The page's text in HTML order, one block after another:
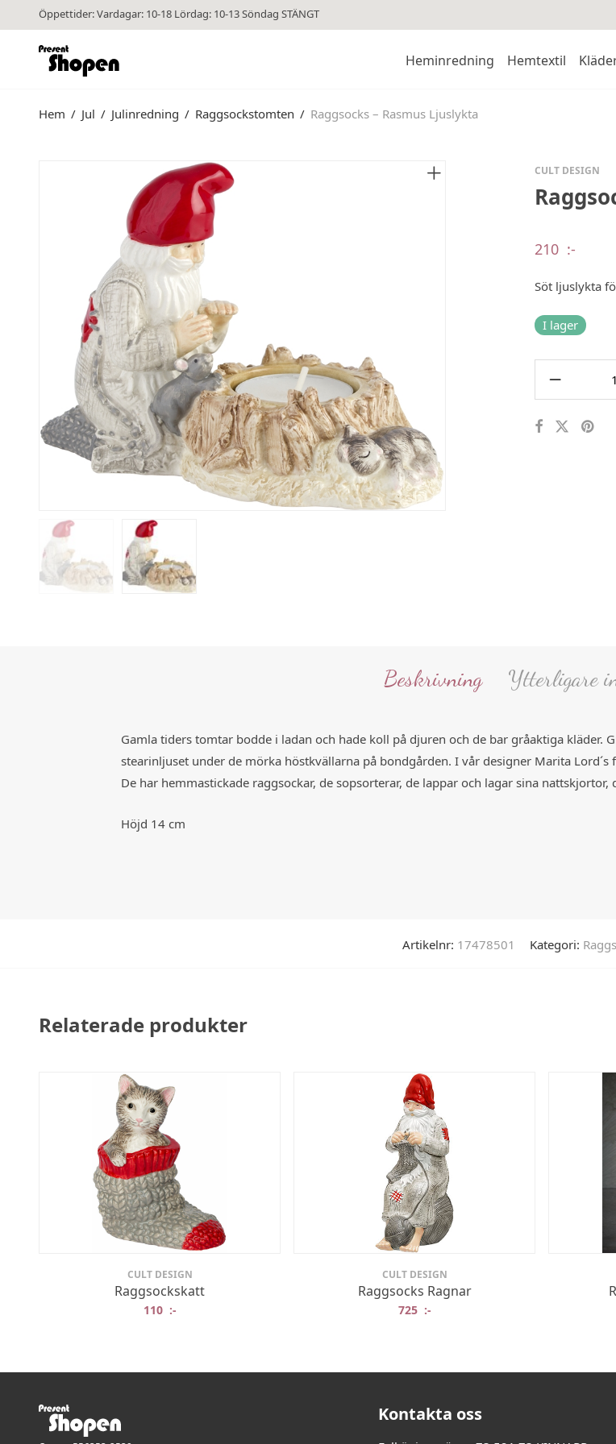
Öppettider: Vardagar: 10-18 Lördag: 10-13 Söndag STÄNGT
Heminredning Hemtextil
Hem / Jul / Julinredning / Raggsockstomten / Raggsocks – Rasmus Ljuslykta
CULT DESIGN
210 :-
Söt ljuslykta
I lager
Beskrivning Ytterligare
Gamla tiders tomtar bodde i ladan och hade koll på djuren och de bar gråaktiga kläder.
stearinljuset under de mörka höstkvällarna på bondgården. I vår designer Marita
De har hemmastickade raggsockar, de sopsorterar, de lappar och lagar sina nattskjortor,
Höjd 14 cm
Artikelnr: 17478501 Kategori:
Relaterade produkter
CULT DESIGN
Raggsockskatt
110 :-
CULT DESIGN
Raggsocks Ragnar
725 :-
Kontakta oss